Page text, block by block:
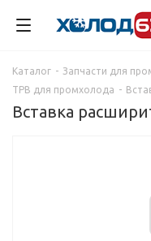
Каталог - Запчасти для
ТРВ для промхолода -
Вставка